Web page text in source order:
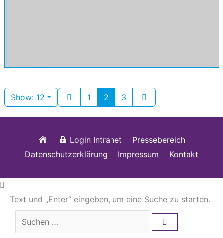
Show: 12 1 2 3
StartseiteLogin Intranet
Pressebereich
Datenschutzerklärung
Impressum Kontakt
Text und „Enter“ eingeben, um eine Suche zu starten.